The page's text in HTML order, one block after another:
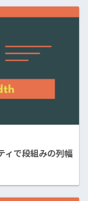
ィで段組みの列幅